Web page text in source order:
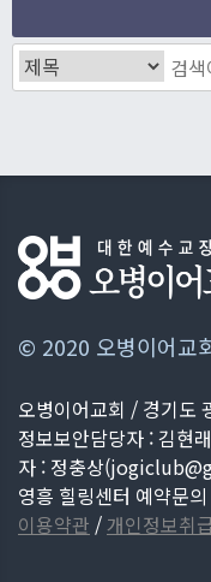
© 2020 오병이어교
오병이어교회 / 경기도
정보보안담당자 : 김현
자 : 정충상(
영흥 힐링센터 예약문
이용약관 /개인정보취